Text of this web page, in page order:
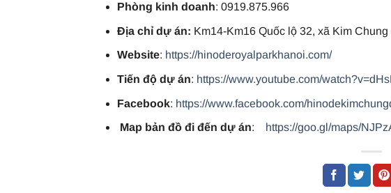
Phòng kinh doanh: 0919.875.966
Địa chỉ dự án: Km14-Km16 Quốc lộ 32, xã Kim
Website: https://hinoderoyalparkhanoi.com/
Tiến độ dự án: https://www.youtube.com/
Facebook: https://www.facebook.com/
Map bản đồ đi đến dự án: https://goo.gl/maps/